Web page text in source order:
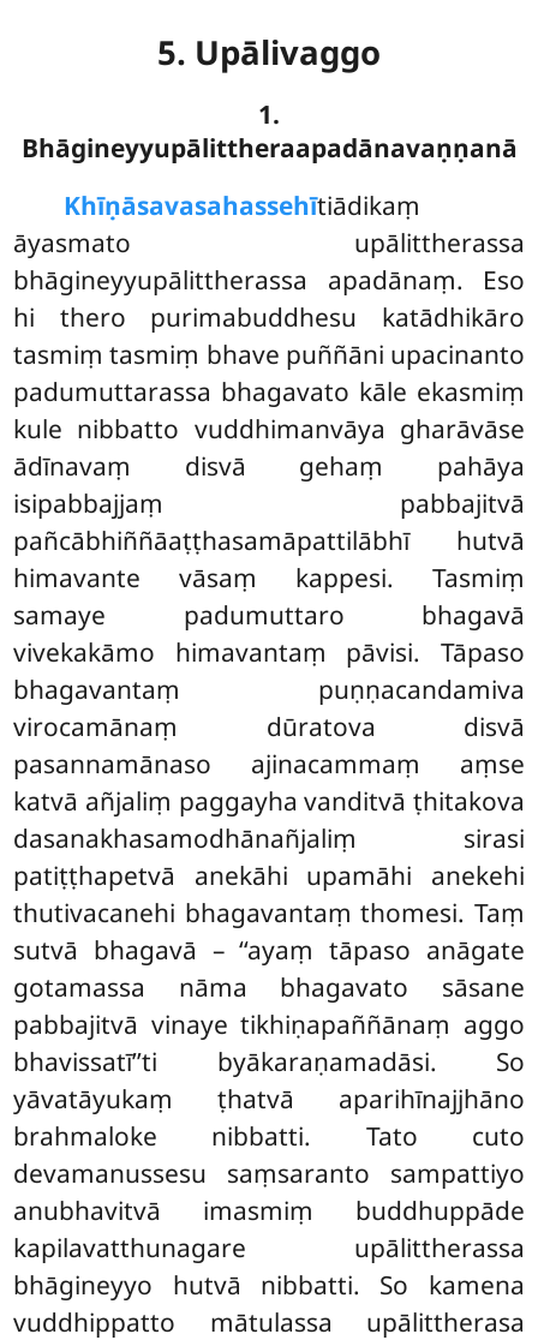
5. Upālivaggo
1.
Bhāgineyyupālittheraapadānavaṇṇanā
Khīṇāsavasahassehītiādikaṃ
āyasmato upālittherassa
bhāgineyyupālittherassa apadānaṃ. Eso
hi thero purimabuddhesu katādhikāro
tasmiṃ tasmiṃ bhave puññāni upacinanto
padumuttarassa bhagavato kāle ekasmiṃ
kule nibbatto vuddhimanvāya gharāvāse
ādīnavaṃ disvā gehaṃ pahāya
isipabbajjaṃ pabbajitvā
pañcābhiññāaṭṭhasamāpattilābhī hutvā
himavante vāsaṃ kappesi. Tasmiṃ
samaye padumuttaro bhagavā
vivekakāmo himavantaṃ pāvisi. Tāpaso
bhagavantaṃ puṇṇacandamiva
virocamānaṃ dūratova disvā
pasannamānaso ajinacammaṃ aṃse
katvā añjaliṃ paggayha vanditvā ṭhitakova
dasanakhasamodhānañjaliṃ sirasi
patiṭṭhapetvā anekāhi upamāhi anekehi
thutivacanehi bhagavantaṃ thomesi. Taṃ
sutvā bhagavā – ‘‘ayaṃ tāpaso anāgate
gotamassa nāma bhagavato sāsane
pabbajitvā vinaye tikhiṇapaññānaṃ aggo
bhavissatī’’ti byākaraṇamadāsi. So
yāvatāyukaṃ ṭhatvā aparihīnajjhāno
brahmaloke nibbatti. Tato cuto
devamanussesu saṃsaranto sampattiyo
anubhavitvā imasmiṃ buddhuppāde
kapilavatthunagare upālittherassa
bhāgineyyo hutvā nibbatti. So kamena
vuddhippatto mātulassa upālittherasa